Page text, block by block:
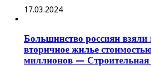
17.03.2024
Большинство россиян взяли
вторичное жилье
миллионов — Строительная